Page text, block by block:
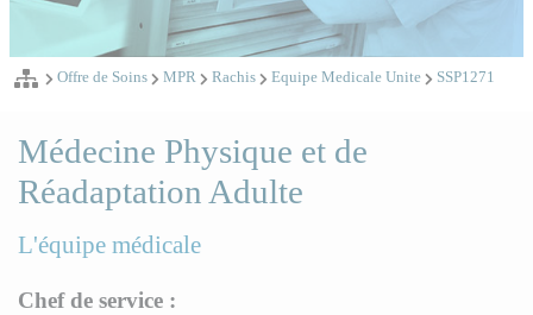
Offre de Soins MPR Rachis Equipe Medicale Unite SSP1271
Médecine Physique et de
Réadaptation Adulte
L'équipe médicale
Chef de service :